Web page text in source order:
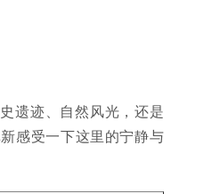
遗迹、自然风光，还是
感受一下这里的宁静与